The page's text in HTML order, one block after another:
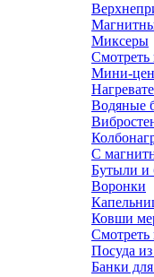
Миксеры
Смотреть
Мини-
Водяные
С
Бутыли и
Воронки
Ковши
Смотреть
Посуда из
Банки